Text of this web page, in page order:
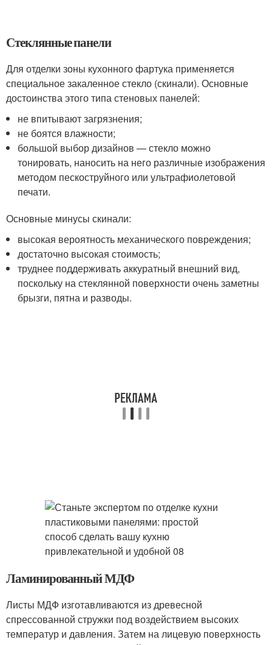
Стеклянные панели
Для отделки зоны кухонного фартука применяется
специальное закаленное стекло (скинали). Основные
достоинства этого типа стеновых панелей:
не впитывают загрязнения;
не боятся влажности;
большой выбор дизайнов — стекло можно
тонировать, наносить на него различные изображения
методом пескоструйного или ультрафиолетовой
печати.
Основные минусы скинали:
высокая вероятность механического повреждения;
достаточно высокая стоимость;
труднее поддерживать аккуратный внешний вид,
поскольку на стеклянной поверхности очень заметны
брызги, пятна и разводы.
Ламинированный МДФ
Листы МДФ изготавливаются из древесной
спрессованной стружки под воздействием высоких
температур и давления. Затем на лицевую поверхность